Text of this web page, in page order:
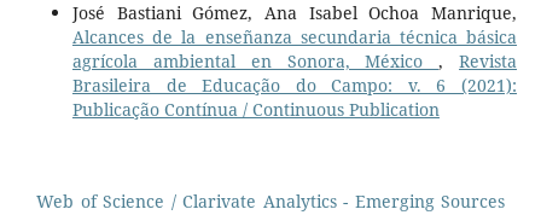
José Bastiani Gómez, Ana Isabel Ochoa Manrique,
Alcances de la enseñanza secundaria técnica básica
agrícola ambiental en Sonora, México,Revista
Brasileira de Educação do Campo: v. 6 (2021):
Publicação Contínua / Continuous Publication
Web of Science / Clarivate Analytics - Emerging Sources